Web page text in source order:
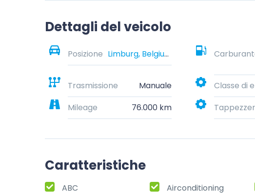
Dettagli del veicolo
Posizione Limburg, Belgium
Trasmissione Manuale Classe di
Mileage
76.000 km
Caratteristiche
ABC Airconditioning